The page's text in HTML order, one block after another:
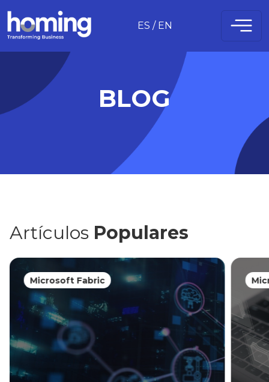
ES / EN
BLOG
Artículos Populares
Microsoft Fabric